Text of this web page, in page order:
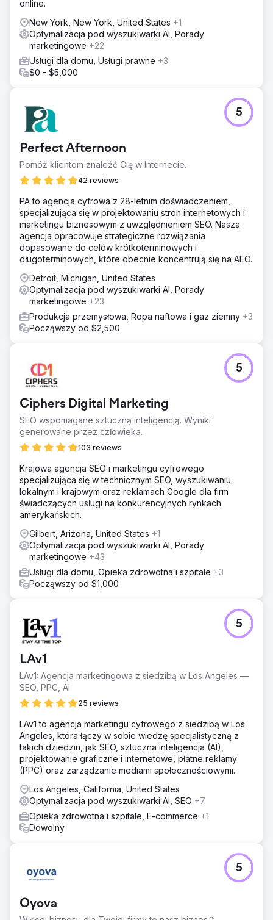
online.
New York, New York, United States +1
Optymalizacja pod wyszukiwarki AI, Porady
marketingowe +22
Usługi dla domu, Usługi prawne +3
$0 - $5,000
Perfect Afternoon
Pomóż klientom znaleźć Cię w Internecie.
42 reviews
5
PA to agencja cyfrowa z 28-letnim doświadczeniem,
specjalizująca się w projektowaniu stron internetowych i
marketingu biznesowym z uwzględnieniem SEO. Nasza
agencja opracowuje strategiczne rozwiązania
dopasowane do celów krótkoterminowych i
długoterminowych, które obecnie koncentrują się na AEO.
Detroit, Michigan, United States
Optymalizacja pod wyszukiwarki AI, Porady
marketingowe +23
Produkcja przemysłowa, Ropa naftowa i gaz ziemny +3
Począwszy od $2,500
Ciphers Digital Marketing
SEO wspomagane sztuczną inteligencją. Wyniki
generowane przez człowieka.
103 reviews
5
Krajowa agencja SEO i marketingu cyfrowego
specjalizująca się w technicznym SEO, wyszukiwaniu
lokalnym i krajowym oraz reklamach Google dla firm
świadczących usługi na konkurencyjnych rynkach
amerykańskich.
Gilbert, Arizona, United States +1
Optymalizacja pod wyszukiwarki AI, Porady
marketingowe +43
Usługi dla domu, Opieka zdrowotna i szpitale +3
Począwszy od $1,000
LAv1
LAv1: Agencja marketingowa z siedzibą w Los Angeles —
SEO, PPC, AI
25 reviews
5
LAv1 to agencja marketingu cyfrowego z siedzibą w Los
Angeles, która łączy w sobie wiedzę specjalistyczną z
takich dziedzin, jak SEO, sztuczna inteligencja (AI),
projektowanie graficzne i internetowe, płatne reklamy
(PPC) oraz zarządzanie mediami społecznościowymi.
Los Angeles, California, United States
Optymalizacja pod wyszukiwarki AI, SEO +7
Opieka zdrowotna i szpitale, E-commerce +1
Dowolny
Oyova
5